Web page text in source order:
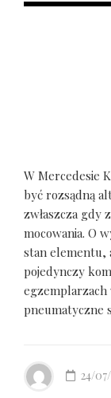
W Mercedesie
być rozsądną
zwłaszcza gdy
mocowania. O
stan elementu,
pojedynczy
egzemplarzach
pneumatyczne
24/